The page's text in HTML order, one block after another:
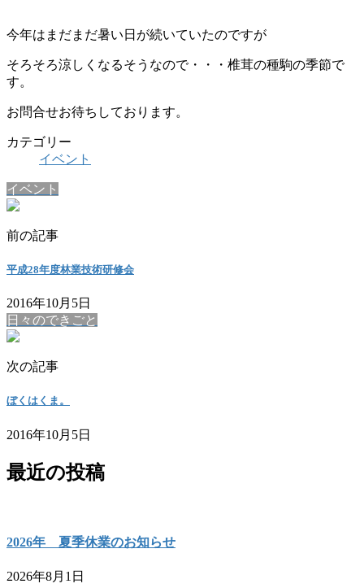
今年はまだまだ暑い日が続いていたのですが
そろそろ涼しくなるそうなので・・・椎茸の種駒の季節で
す。
お問合せお待ちしております。
カテゴリー
イベント
イベント
前の記事
平成28年度林業技術研修会
2016年10月5日
日々のできごと
次の記事
ぼくはくま。
2016年10月5日
最近の投稿
2026年 夏季休業のお知らせ
2026年8月1日